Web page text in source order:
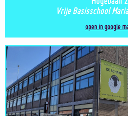
Vrije Basisschool
open in google